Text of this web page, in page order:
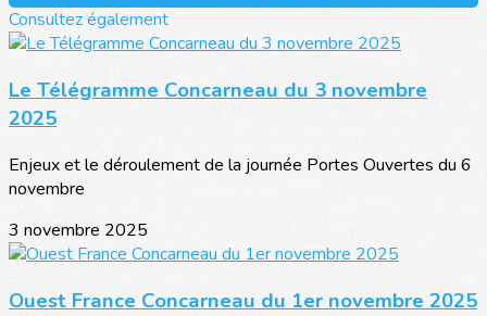
Consultez également
Le Télégramme Concarneau du 3 novembre
2025
Enjeux et le déroulement de la journée Portes Ouvertes du 6
novembre
3 novembre 2025
Ouest France Concarneau du 1er novembre 2025